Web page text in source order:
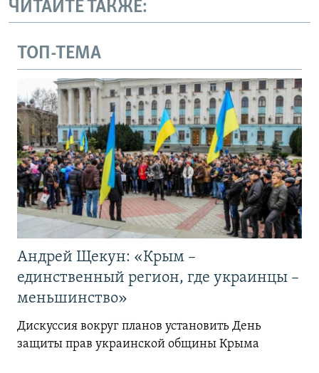
ЧИТАЙТЕ ТАКЖЕ:
ТОП-ТЕМА
Андрей Щекун: «Крым –
единственный регион, где украинцы –
меньшинство»
Дискуссия вокруг планов установить День
защиты прав украинской общины Крыма